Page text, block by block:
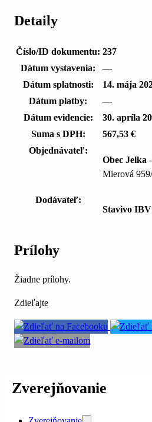
Detaily
Číslo/ID dokumentu: 237
Dátum vystavenia:
—
Dátum splatnosti:
14. mája
Dátum platby:
—
Dátum evidencie:
30. apríla
Suma s DPH:
567,53 €
Objednávateľ:
Obec Jelka
Mierová
Dodávateľ:
Stavivo IBV
Prílohy
Žiadne prílohy.
Zdieľajte
Zverejňovanie